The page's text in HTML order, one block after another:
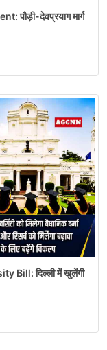
पौड़ी-देवप्रयाग मार्ग
Bill: दिल्ली में खुलेंगी